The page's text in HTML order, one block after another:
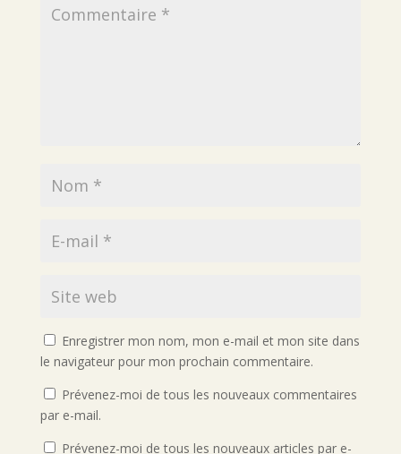
Enregistrer mon nom, mon e-mail et mon site dans
le navigateur pour mon prochain commentaire.
Prévenez-moi de tous les nouveaux commentaires
par e-mail.
Prévenez-moi de tous les nouveaux articles par e-